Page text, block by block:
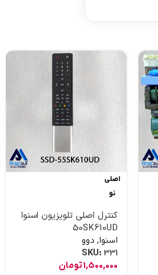
اصلی
نو
کنترل اصلی تلویزیون اسنوا
50SK610UD
اسنوا, دوو
SKU: 331
1,500,000تومان